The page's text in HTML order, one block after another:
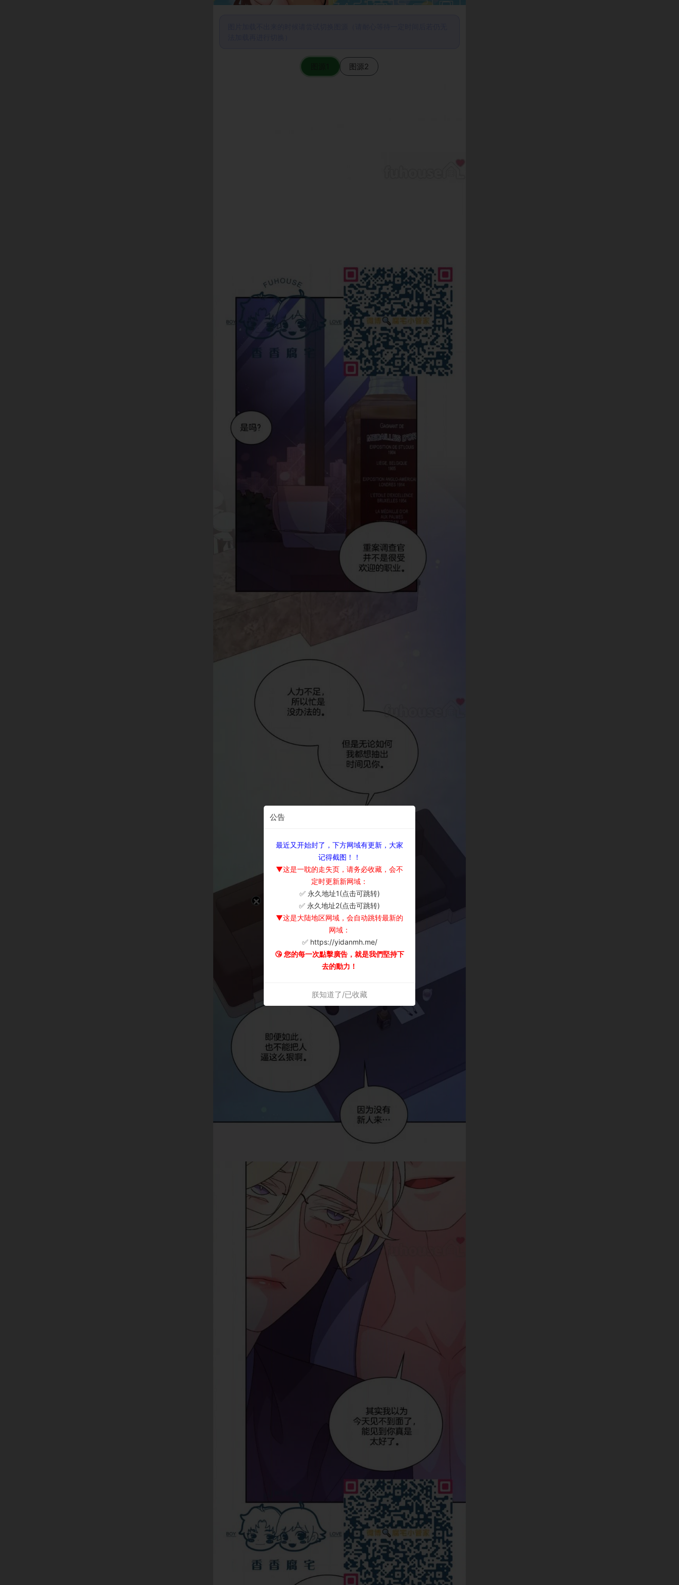
图源2
公告
最近又开始封了，下方网域有更新，大家
记得截图！！
▼这是一耽的走失页，请务必收藏，会不
定时更新新网域：
✅ 永久地址1(点击可跳转)
✅ 永久地址2(点击可跳转)
▼这是大陆地区网域，会自动跳转最新的
网域：
✅ https://yidanmh.me/
😘 您的每一次點擊廣告，就是我們堅持下
去的動力！
朕知道了/已收藏
×